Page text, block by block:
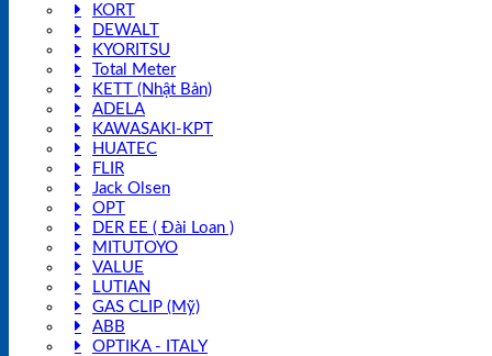
KORT
DEWALT
KYORITSU
Total Meter
KETT (Nhật Bản)
ADELA
KAWASAKI-KPT
HUATEC
FLIR
Jack Olsen
OPT
DER EE ( Đài Loan )
MITUTOYO
VALUE
LUTIAN
GAS CLIP (Mỹ)
ABB
OPTIKA - ITALY